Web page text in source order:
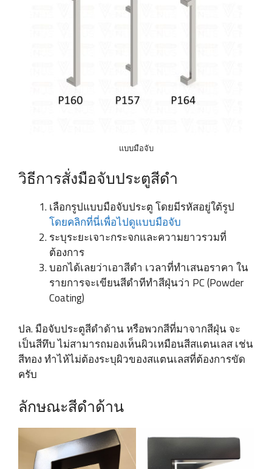
แบบมือจับ
วิธีการสั่งมือจับประตูสีดำ
เลือกรูปแบบมือจับประตู โดยมีรหัสอยู่ใต้รูป
โดยคลิกที่นี่เพื่อไปดูแบบมือจับ
ระบุระยะเจาะกระจกและความยาวรวมที่
ต้องการ
บอกได้เลยว่าเอาสีดำ เวลาที่ทำเสนอราคา ใน
รายการจะเขียนสีดำทีทำสีฝุ่นว่า PC (Powder
Coating)
ปล. มือจับประตูสีดำด้าน หรือพวกสีที่มาจากสีฝุ่น จะ
เป็นสีทึบ ไม่สามารถมองเห็นผิวเหมือนสีสแตนเลส เช่น
สีทอง ทำไห้ไม่ต้องระบุผิวของสแตนเลสที่ต้องการขัด
ครับ
ลักษณะสีดำด้าน